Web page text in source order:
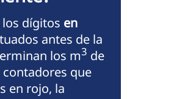
dígitos en
antes de la
los m3 de
que
en rojo, la